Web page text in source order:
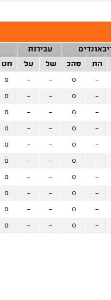
עבירות
הת סהכ של על חט
-
0
-
-
0
-
0
-
-
0
-
0
-
-
0
-
0
-
-
0
-
0
-
-
0
-
0
-
-
0
-
0
-
-
0
-
0
-
-
0
-
0
-
-
0
-
0
-
-
0